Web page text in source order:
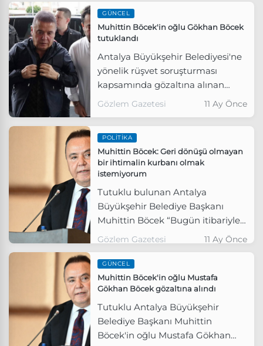
GÜNCEL
Muhittin Böcek'in oğlu Gökhan Böcek
tutuklandı
Antalya Büyükşehir Belediyesi'ne
yönelik rüşvet soruşturması
kapsamında gözaltına alınan
Muhittin Böcek'in oğlu Gökhan
Gözlem Gazetesi 11 Ay Önce
POLITIKA
Muhittin Böcek: Geri dönüşü olmayan
bir ihtimalin kurbanı olmak
istemiyorum
Tutuklu bulunan Antalya
Büyükşehir Belediye Başkanı
Muhittin Böcek “Bugün itibariyle
günlük 16 ilaç kullanıyorum.
olmayan bir ihtimalin kurbanı
olmak istemiyorum” dedi.
Gözlem Gazetesi 11 Ay Önce
GÜNCEL
Muhittin Böcek'in oğlu Mustafa
Gökhan Böcek gözaltına alındı
Tutuklu Antalya Büyükşehir
Belediye Başkanı Muhittin
Böcek'in oğlu Mustafa Gökhan